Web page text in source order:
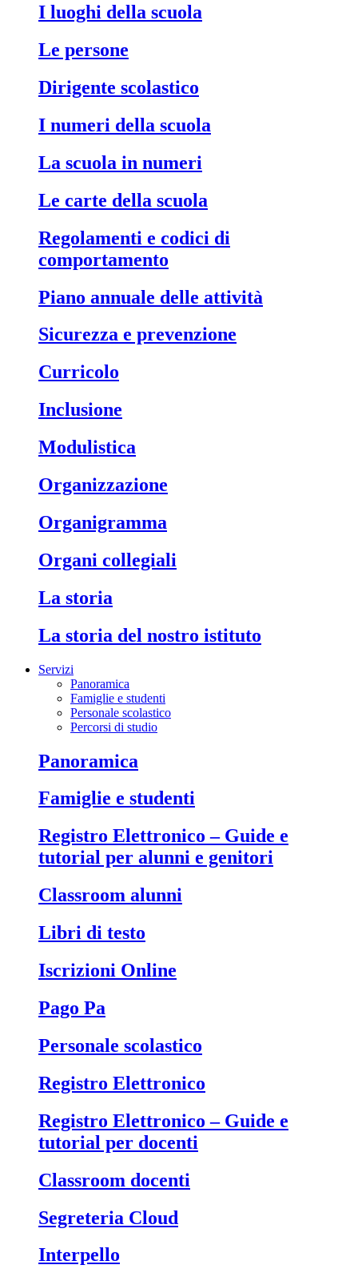
I luoghi della scuola
Le persone
Dirigente scolastico
I numeri della scuola
La scuola in numeri
Le carte della scuola
Regolamenti e codici di
comportamento
Piano annuale delle attività
Sicurezza e prevenzione
Curricolo
Inclusione
Modulistica
Organizzazione
Organigramma
Organi collegiali
La storia
La storia del nostro istituto
Servizi
Panoramica
Famiglie e studenti
Personale scolastico
Percorsi di studio
Panoramica
Famiglie e studenti
Registro Elettronico – Guide e
tutorial per alunni e genitori
Classroom alunni
Libri di testo
Iscrizioni Online
Pago Pa
Personale scolastico
Registro Elettronico
Registro Elettronico – Guide e
tutorial per docenti
Classroom docenti
Segreteria Cloud
Interpello